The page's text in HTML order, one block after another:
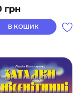
грн
В КОШИК